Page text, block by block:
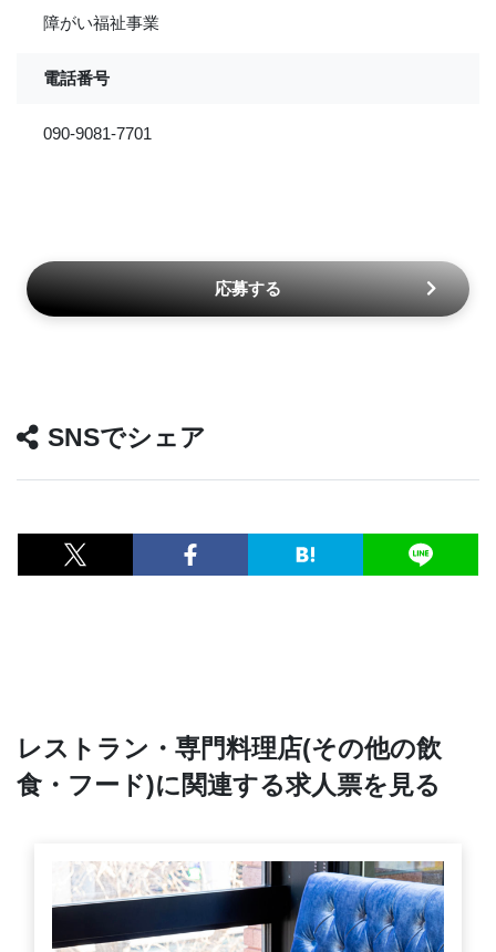
障がい福祉事業
電話番号
090-9081-7701
応募する
SNSでシェア
レストラン・専門料理店(その他の飲
食・フード)に関連する求人票を見る